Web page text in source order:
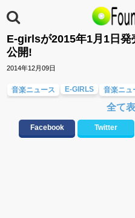
E-girlsが2015年1月1日
公開!
2014年12月09日
音楽ニュース E-GIRLS 音楽ニュ
全て
Facebook Twitter